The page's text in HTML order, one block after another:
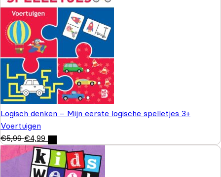
Logisch denken – Mijn eerste logische spelletjes 3+
Voertuigen
€5,99 €4,99